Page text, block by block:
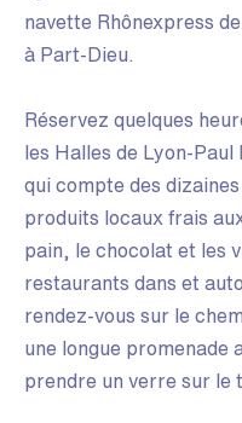
navette Rhônexpress
à Part-Dieu.
Réservez quelques
les Halles de Lyon-
qui compte des
produits locaux frais
pain, le chocolat et les
restaurants dans et
rendez-vous sur le
une longue promenade
prendre un verre sur le